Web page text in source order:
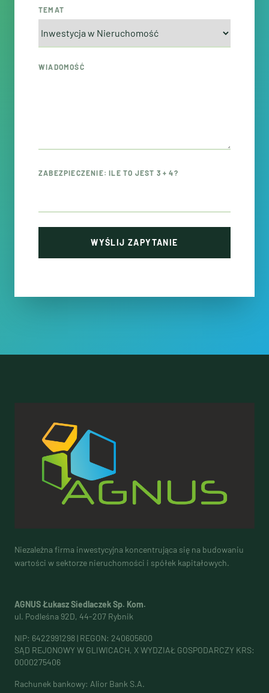
TEMAT
WIADOMOŚĆ
ZABEZPIECZENIE: ILE TO JEST 3 + 4?
WYŚLIJ ZAPYTANIE
Niezależna firma inwestycyjna koncentrująca się na budowaniu
wartości w sektorze nieruchomości i spółek kapitałowych.
AGNUS Łukasz Siedlaczek Sp. Kom.
ul. Podleśna 92D, 44-207 Rybnik
NIP: 6422991298 | REGON: 240605600
SĄD REJONOWY W GLIWICACH, X WYDZIAŁ GOSPODARCZY KRS:
0000275406
Rachunek bankowy: Alior Bank S.A.